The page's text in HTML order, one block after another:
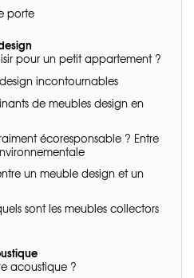
porte
pour un petit appartement ?
incontournables
de meubles design en
écoresponsable ? Entre
un meuble design et un
sont les meubles collectors
acoustique ?